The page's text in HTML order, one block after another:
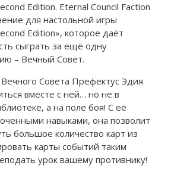
Edition. Eternal Council Faction
для настольной игры
Edition», которое даёт
сыграть за ещё одну
– Вечный Совет.
Совета Префектус Эдия
вместе с ней… но не в
а на поле боя! С её
навыками, она позволит
большое количество карт из
карты событий таким
урок вашему противнику!